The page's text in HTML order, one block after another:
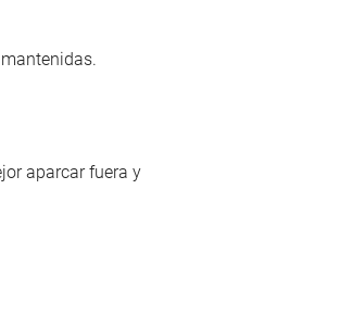
aparcar fuera y